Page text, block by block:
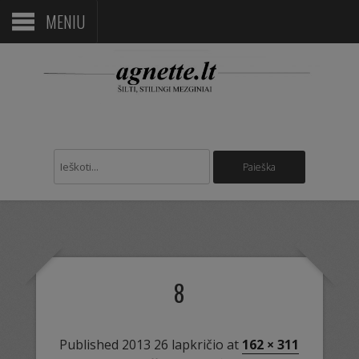
MENIU
8
Published 2013 26 lapkričio at 162 × 311